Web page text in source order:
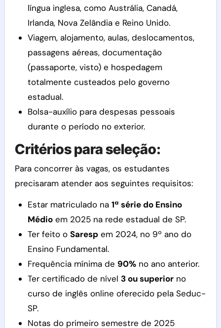
língua inglesa, como Austrália, Canadá,
Irlanda, Nova Zelândia e Reino Unido.
Viagem, alojamento, aulas, deslocamentos,
passagens aéreas, documentação
(passaporte, visto) e hospedagem
totalmente custeados pelo governo
estadual.
Bolsa-auxílio para despesas pessoais
durante o período no exterior.
Critérios para seleção:
Para concorrer às vagas, os estudantes
precisaram atender aos seguintes requisitos:
Estar matriculado na 1ª série do Ensino
Médioem 2025 na rede estadual de SP.
Ter feito o Sarespem 2024, no 9º ano do
Ensino Fundamental.
Frequência mínima de 90%no ano anterior.
Ter certificado de nível 3 ou superiorno
curso de inglês online oferecido pela Seduc-
SP.
Notas do primeiro semestre de 2025